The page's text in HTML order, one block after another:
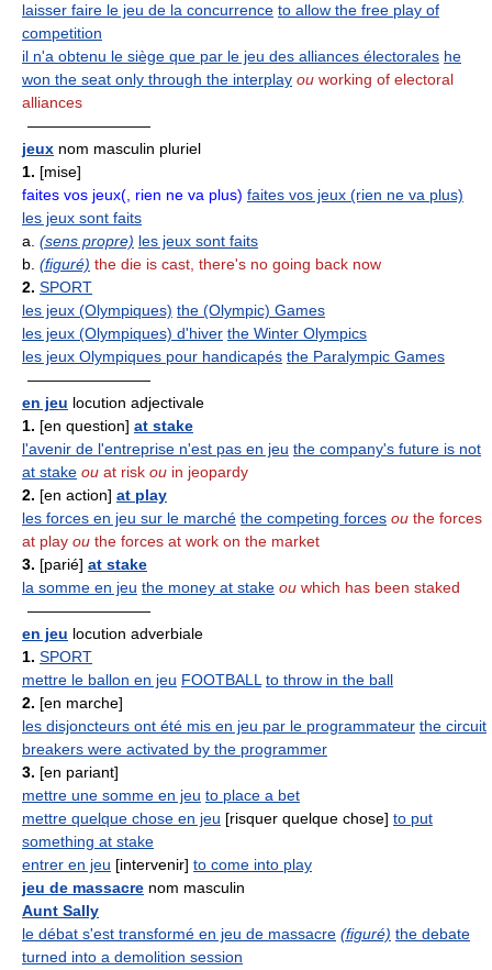
laisser faire le jeu de la concurrence to allow the free play of
competition
il n'a obtenu le siège que par le jeu des alliances électorales he
won the seat only through the interplay ou working of electoral
alliances
————————
jeux nom masculin pluriel
1. [mise]
faites vos jeux(, rien ne va plus) faites vos jeux (rien ne va plus)
les jeux sont faits
a. (sens propre) les jeux sont faits
b. (figuré) the die is cast, there's no going back now
2. SPORT
les jeux (Olympiques) the (Olympic) Games
les jeux (Olympiques) d'hiver the Winter Olympics
les jeux Olympiques pour handicapés the Paralympic Games
————————
en jeu locution adjectivale
1. [en question] at stake
l'avenir de l'entreprise n'est pas en jeu the company's future is not
at stake ou at risk ou in jeopardy
2. [en action] at play
les forces en jeu sur le marché the competing forces ou the forces
at play ou the forces at work on the market
3. [parié] at stake
la somme en jeu the money at stake ou which has been staked
————————
en jeu locution adverbiale
1. SPORT
mettre le ballon en jeu FOOTBALL to throw in the ball
2. [en marche]
les disjoncteurs ont été mis en jeu par le programmateur the circuit
breakers were activated by the programmer
3. [en pariant]
mettre une somme en jeu to place a bet
mettre quelque chose en jeu [risquer quelque chose] to put
something at stake
entrer en jeu [intervenir] to come into play
jeu de massacre nom masculin
Aunt Sally
le débat s'est transformé en jeu de massacre (figuré) the debate
turned into a demolition session